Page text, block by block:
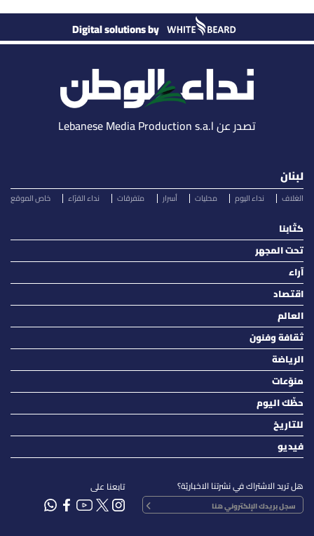
Digital solutions by
تصدر عن Lebanese Media Production s.a.l
لبنان
الغلاف نداء اليوم محليات أسرار متفرقات نداء القرّاء خاص الموقع
كتّابنا
تحت المجهر
آراء
اقتصاد
العالم
ثقافة وفنون
الرياضة
منوّعات
حظّك اليوم
للتاريخ
فيديو
هل تريد الاشتراك في نشرتنا الاخباريّة؟ تابعنا على